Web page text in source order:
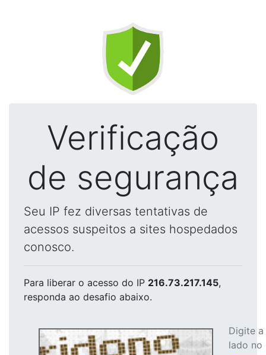
Verificação
de segurança
Seu IP fez diversas tentativas de
acessos suspeitos a sites hospedados
conosco.
Para liberar o acesso do IP 216.73.217.145,
responda ao desafio abaixo.
Digite
lado no